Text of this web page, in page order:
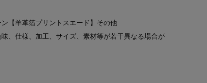
【羊革箔プリントスエード】その他
、仕様、加工、サイズ、素材等が若干異なる場合が